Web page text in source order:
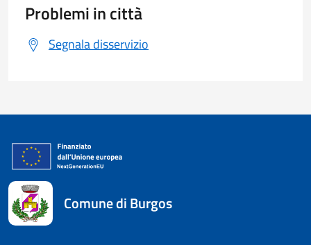
Problemi in città
Segnala disservizio
Comune di Burgos